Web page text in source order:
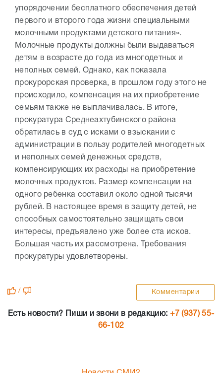
упорядочении бесплатного обеспечения детей
первого и второго года жизни специальными
молочными продуктами детского питания».
Молочные продукты должны были выдаваться
детям в возрасте до года из многодетных и
неполных семей. Однако, как показала
прокурорская проверка, в прошлом году этого не
происходило, компенсация на их приобретение
семьям также не выплачивалась. В итоге,
прокуратура Среднеахтубинского района
обратилась в суд с исками о взыскании с
администрации в пользу родителей многодетных
и неполных семей денежных средств,
компенсирующих их расходы на приобретение
молочных продуктов. Размер компенсации на
одного ребенка составил около одной тысячи
рублей. В настоящее время в защиту детей, не
способных самостоятельно защищать свои
интересы, предъявлено уже более ста исков.
Большая часть их рассмотрена. Требования
прокуратуры удовлетворены.
/ Комментарии
Есть новости? Пиши и звони в редакцию: +7 (937) 55-
66-102